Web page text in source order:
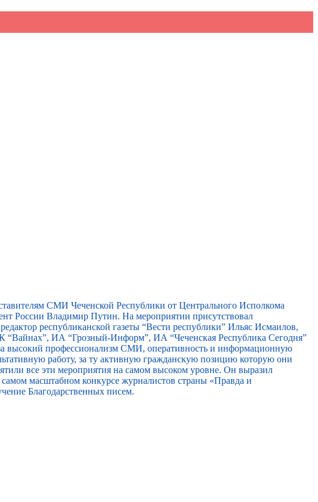
СМИ Чеченской Республики от Центрального Исполкома
России Владимир Путин. На мероприятии присутствовал
республиканской газеты “Вести республики” Ильяс Исмаилов,
“Вайнах”, ИА “Грозный-Информ”, ИА “Чеченская Республика Сегодня”
высокий профессионализм СМИ, оперативность и информационную
работу, за ту активную гражданскую позицию которую они
все эти мероприятия на самом высоком уровне. Он выразил
масштабном конкурсе журналистов страны «Правда и
Благодарственных писем.